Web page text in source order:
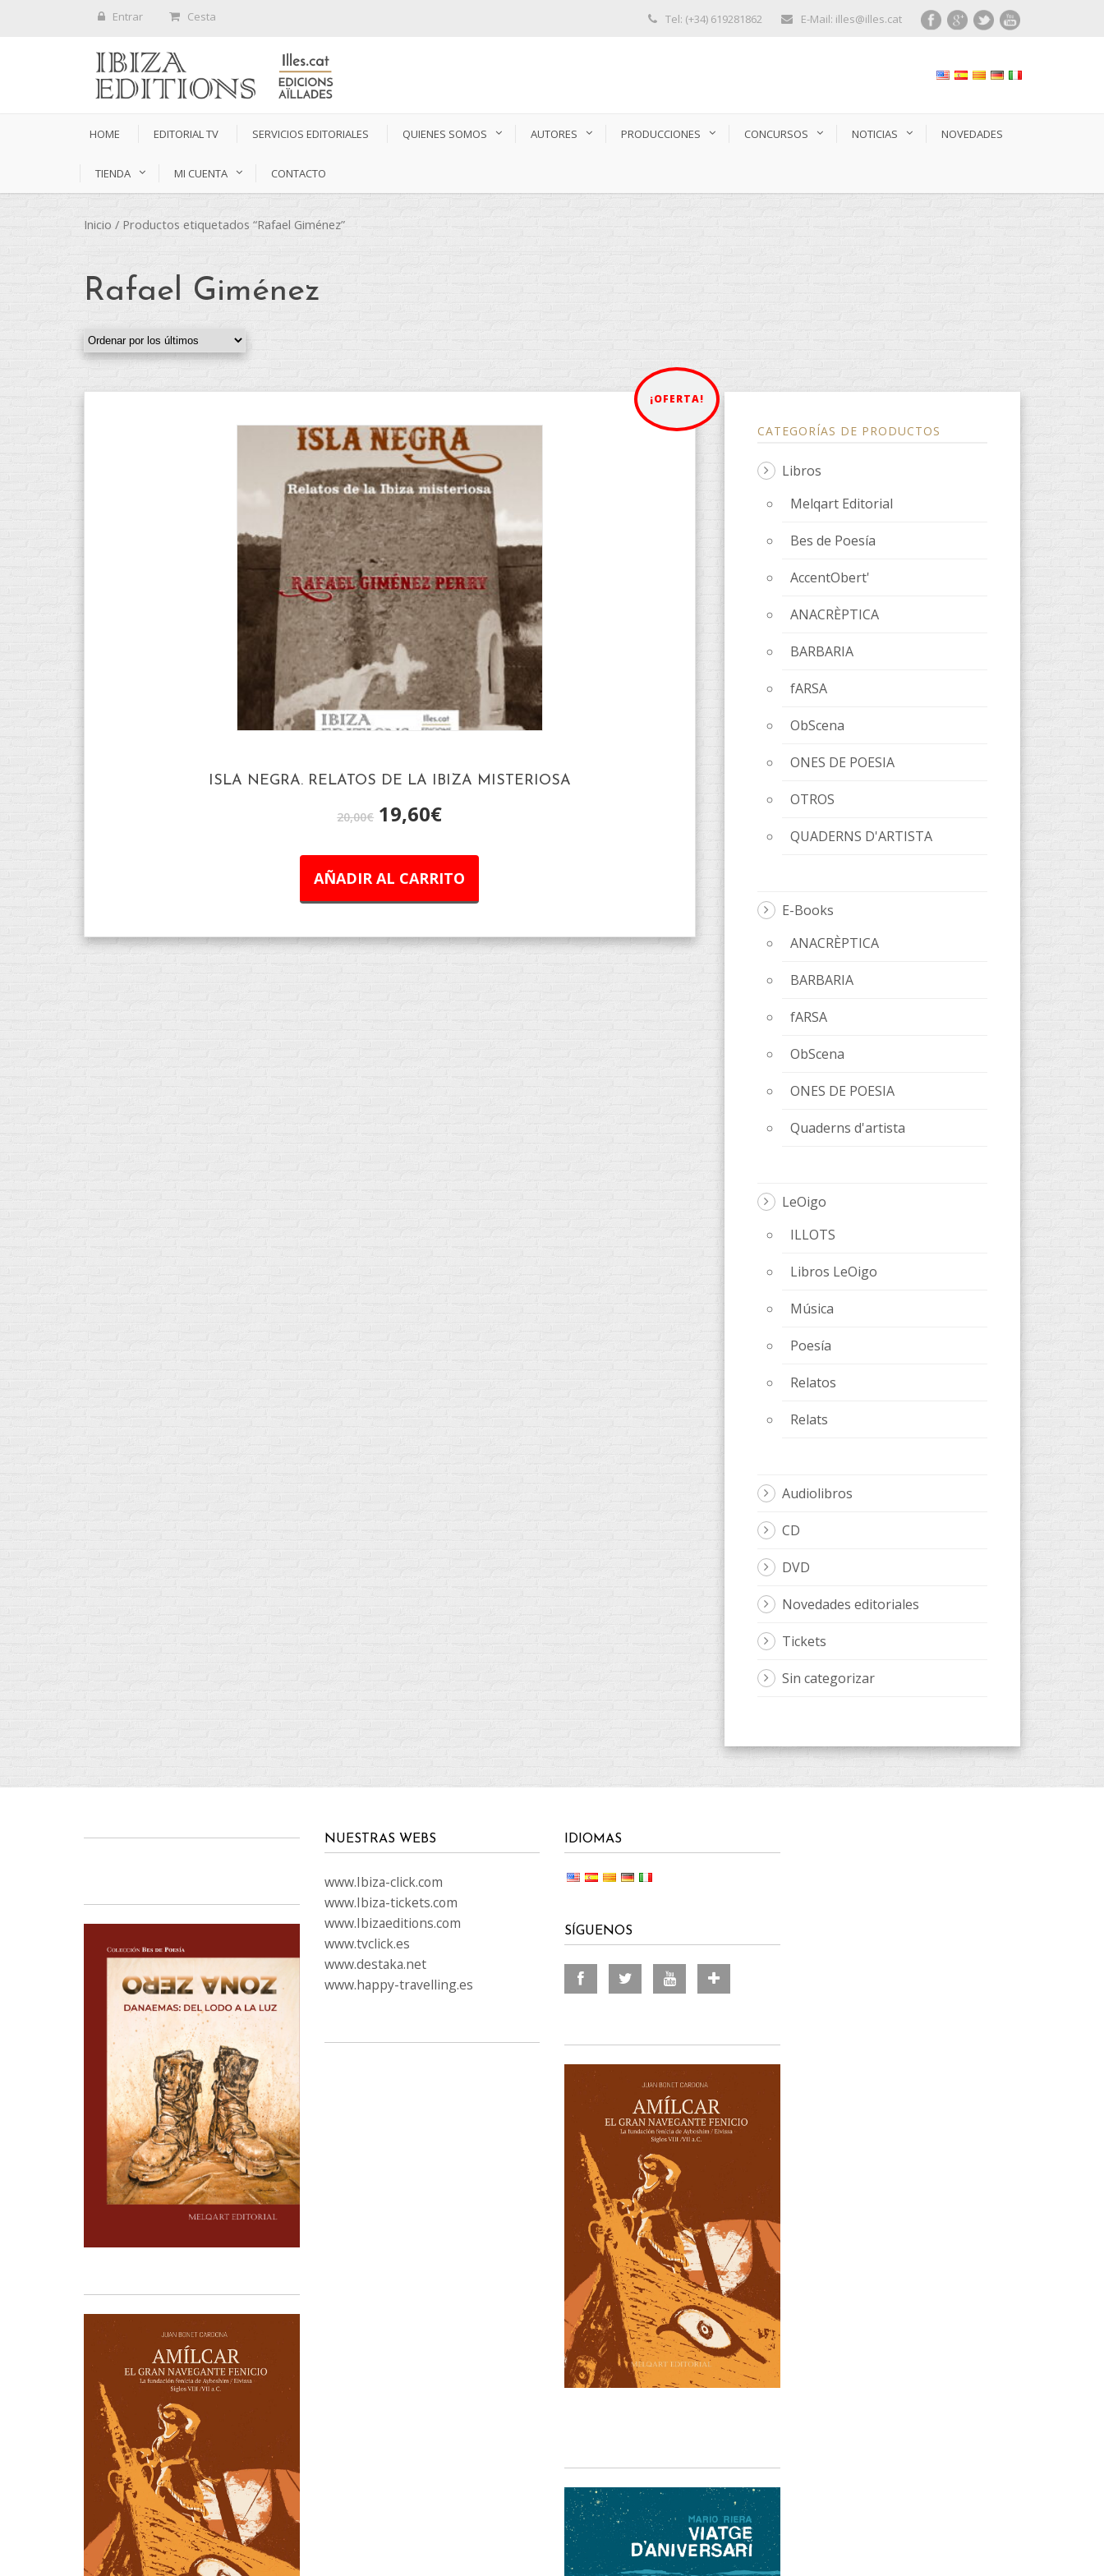
Entrar Cesta Tel: (+34) 619281862 E-Mail: illes@illes.cat
HOME EDITORIAL TV SERVICIOS EDITORIALES QUIENES SOMOS AUTORES PRODUCCIONES CONCURSOS NOTICIAS NOVEDADES
TIENDA MI CUENTA CONTACTO
Inicio / Productos etiquetados “Rafael Giménez”
Rafael Giménez
¡OFERTA!
ISLA NEGRA. RELATOS DE LA IBIZA MISTERIOSA
20,00€ 19,60€
AÑADIR AL CARRITO
CATEGORÍAS DE PRODUCTOS
Libros
Melqart Editorial
Bes de Poesía
AccentObert'
ANACRÈPTICA
BARBARIA
fARSA
ObScena
ONES DE POESIA
OTROS
QUADERNS D'ARTISTA
E-Books
ANACRÈPTICA
BARBARIA
fARSA
ObScena
ONES DE POESIA
Quaderns d'artista
LeOigo
ILLOTS
Libros LeOigo
Música
Poesía
Relatos
Relats
Audiolibros
CD
DVD
Novedades editoriales
Tickets
Sin categorizar
NUESTRAS WEBS
www.Ibiza-click.com
www.Ibiza-tickets.com
www.Ibizaeditions.com
www.tvclick.es
www.destaka.net
www.happy-travelling.es
IDIOMAS
SÍGUENOS